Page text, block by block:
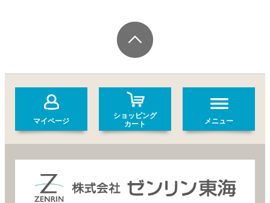
マイページ
ショッピング
カート
メニュー